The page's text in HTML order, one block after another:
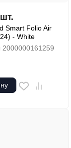
шт.
Smart Folio Air
- White
2000000161259